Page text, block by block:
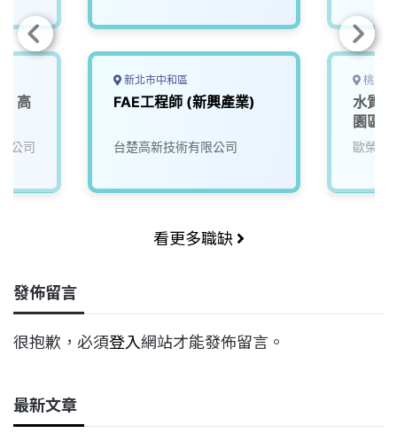
高
公司
新北市中和區
FAE工程師 (新興產業)
台楚高新技術有限公司
桃園
水質
園區
歐榮環
看更多職缺
發佈留言
很抱歉，必須登入網站才能發佈留言。
最新文章